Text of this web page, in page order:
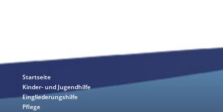
Startseite
Kinder- und Jugendhilfe
Eingliederungshilfe
Pflege